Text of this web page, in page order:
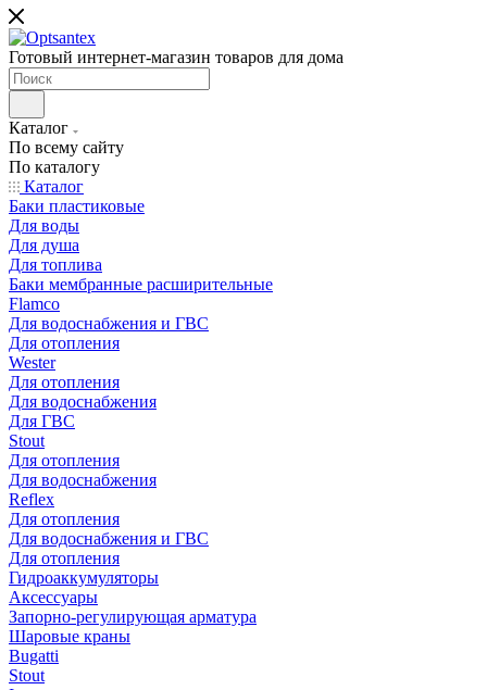
Готовый интернет-магазин товаров для дома
Каталог
По всему сайту
По каталогу
Каталог
Баки пластиковые
Для воды
Для душа
Для топлива
Баки мембранные расширительные
Flamco
Для водоснабжения и ГВС
Для отопления
Wester
Для отопления
Для водоснабжения
Для ГВС
Stout
Для отопления
Для водоснабжения
Reflex
Для отопления
Для водоснабжения и ГВС
Для отопления
Гидроаккумуляторы
Аксессуары
Запорно-регулирующая арматура
Шаровые краны
Bugatti
Stout